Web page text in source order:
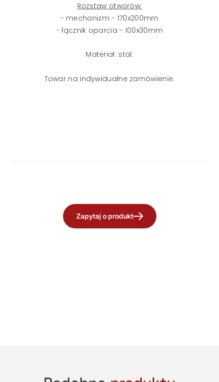
Rozstaw otworów:
- mechanizm - 170x200mm
- łącznik oparcia - 100x30mm
Materiał: stal.
Towar na indywidualne zamówienie.
Zapytaj o produkt